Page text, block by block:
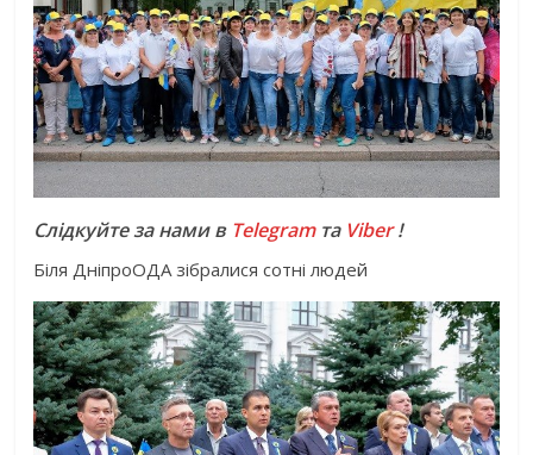
Слідкуйте за нами в Telegramта Viber!
Біля ДніпроОДА зібралися сотні людей